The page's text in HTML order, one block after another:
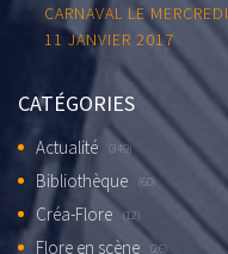
CARNAVAL LE MERCREDI
11 JANVIER 2017
CATÉGORIES
Actualité (349)
Bibliothèque (60)
Créa-Flore (12)
Flore en scène (26)